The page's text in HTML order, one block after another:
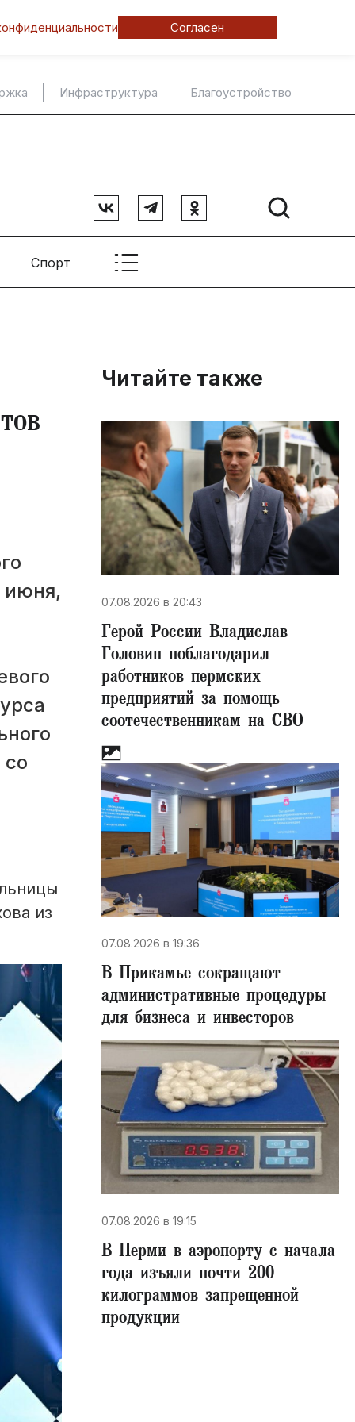
Согласен
Инфраструктура Благоустройство
Спорт
июня,
из
Читайте также
07.08.2026 в 20:43
Герой России Владислав
Головин поблагодарил
работников пермских
предприятий за помощь
соотечественникам на СВО
07.08.2026 в 19:36
В Прикамье сокращают
административные процедуры
для бизнеса и инвесторов
07.08.2026 в 19:15
В Перми в аэропорту с начала
года изъяли почти 200
килограммов запрещенной
продукции